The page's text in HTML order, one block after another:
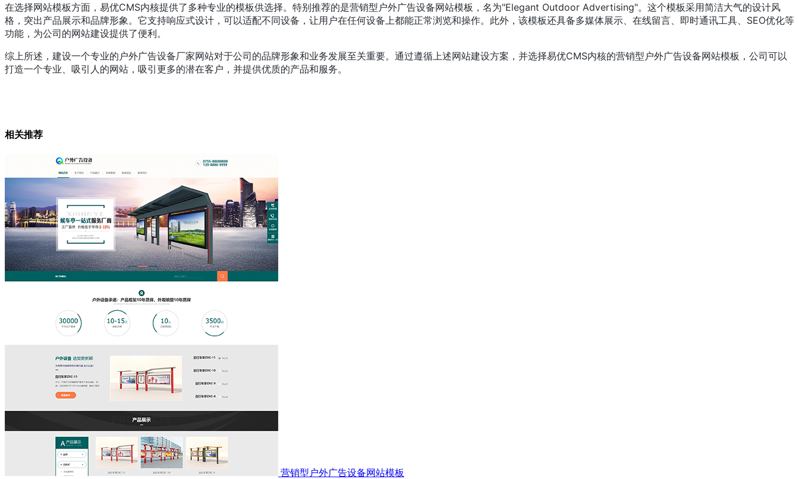
在选择网站模板方面，易优CMS内核提供了多种专业的模板供选择。特别推荐的是营销型户外广告设备网站模板，名为"Elegant Outdoor Advertising"。这个模板采用简洁大气的设计风
格，突出产品展示和品牌形象。它支持响应式设计，可以适配不同设备，让用户在任何设备上都能正常浏览和操作。此外，该模板还具备多媒体展示、在线留言、即时通讯工具、SEO优化等
功能，为公司的网站建设提供了便利。
综上所述，建设一个专业的户外广告设备厂家网站对于公司的品牌形象和业务发展至关重要。通过遵循上述网站建设方案，并选择易优CMS内核的营销型户外广告设备网站模板，公司可以
打造一个专业、吸引人的网站，吸引更多的潜在客户，并提供优质的产品和服务。
相关推荐
营销型户外广告设备网站模板